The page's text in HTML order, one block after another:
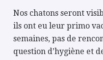
Nos chatons seront
ils ont eu leur primo
semaines, pas de
question d’hygiène et